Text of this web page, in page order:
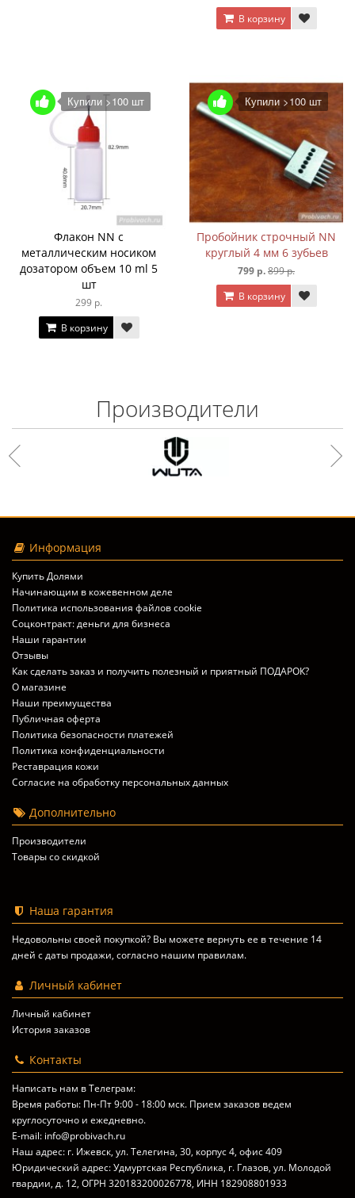
В корзину
Купили >100 шт
Флакон NN с
металлическим носиком
дозатором объем 10 ml 5
шт
299 р.
В корзину
Купили >100 шт
Пробойник строчный NN
круглый 4 мм 6 зубьев
799 р.899 р.
В корзину
Производители
Информация
Купить Долями
Начинающим в кожевенном деле
Политика использования файлов cookie
Соцконтракт: деньги для бизнеса
Наши гарантии
Отзывы
Как сделать заказ и получить полезный и приятный ПОДАРОК?
О магазине
Наши преимущества
Публичная оферта
Политика безопасности платежей
Политика конфиденциальности
Реставрация кожи
Согласие на обработку персональных данных
Дополнительно
Производители
Товары со скидкой
Наша гарантия
Недовольны своей покупкой? Вы можете вернуть ее в течение 14
дней с даты продажи, согласно нашим правилам.
Личный кабинет
Личный кабинет
История заказов
Контакты
Написать нам в Телеграм:
Время работы: Пн-Пт 9:00 - 18:00 мск. Прием заказов ведем
круглосуточно и ежедневно.
E-mail: info@probivach.ru
Наш адрес: г. Ижевск, ул. Телегина, 30, корпус 4, офис 409
Юридический адрес: Удмуртская Республика, г. Глазов, ул. Молодой
гвардии, д. 12, ОГРН 320183200026778, ИНН 182908801933